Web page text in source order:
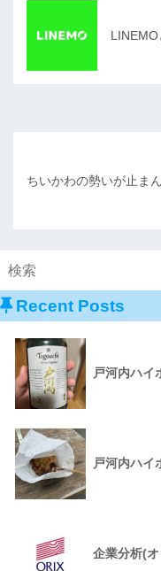
LINEMO
ちいかわの勢いが止ま
Recent Posts
戸河内ハイ
戸河内ハイ
企業分析(